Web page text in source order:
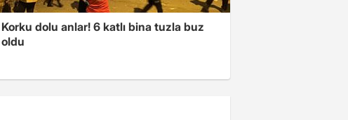
Korku dolu anlar! 6 katlı bina tuzla buz
oldu